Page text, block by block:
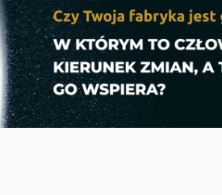
SMART
FACTORY
WORLD
WORLD
Zobacz